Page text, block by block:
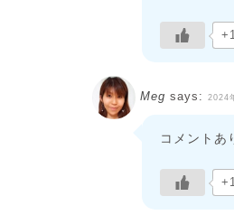
+1
Meg says: 2024
コメントあ
+1